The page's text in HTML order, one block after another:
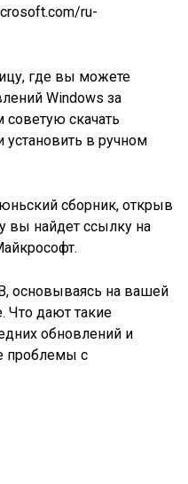
ru-
где вы можете
Windows за
скачать
установить в ручном
сборник, открыв
вы найдет ссылку на
основываясь на вашей
Что дают такие
обновлений и
проблемы с